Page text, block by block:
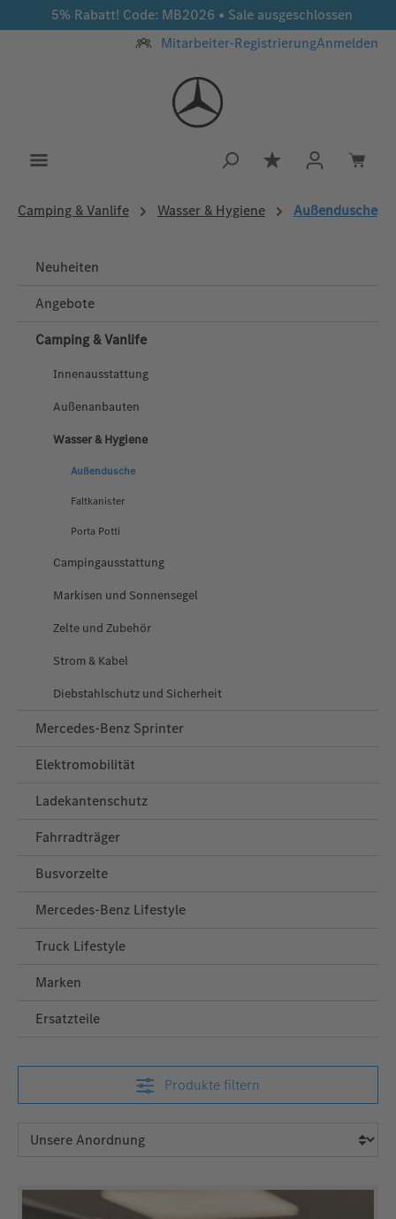
Zum Hauptinhalt springen
5% Rabatt! Code: MB2026 • Sale ausgeschlossen
Mitarbeiter-RegistrierungAnmelden
Du hast 0
Camping & Vanlife Wasser & Hygiene Außendusche
Neuheiten
Angebote
Camping & Vanlife
Innenausstattung
Außenanbauten
Wasser & Hygiene
Außendusche
Faltkanister
Porta Potti
Campingausstattung
Markisen und Sonnensegel
Zelte und Zubehör
Strom & Kabel
Diebstahlschutz und Sicherheit
Mercedes-Benz Sprinter
Elektromobilität
Ladekantenschutz
Fahrradträger
Busvorzelte
Mercedes‑Benz Lifestyle
Truck Lifestyle
Marken
Ersatzteile
Produkte filtern